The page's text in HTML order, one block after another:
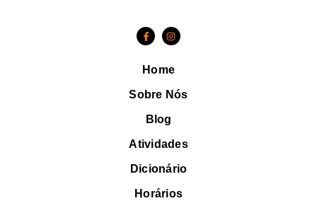
Home
Sobre Nós
Blog
Atividades
Dicionário
Horários